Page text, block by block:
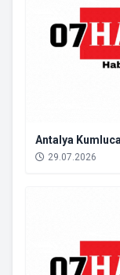
Antalya
29.07.2026